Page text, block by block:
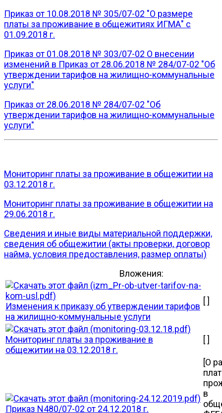
Приказ от 10.08.2018 № 305/07-02 "О размере
платы за проживание в общежитиях ИГМА" с
01.09.2018 г.
Приказ от 01.08.2018 № 303/07-02 О внесении
изменений в Приказ от 28.06.2018 № 284/07-02 "Об
утверждении тарифов на жилищно-коммунальные
услуги"
Приказ от 28.06.2018 № 284/07-02 "Об
утверждении тарифов на жилищно-коммунальные
услуги"
Мониторинг платы за проживание в общежитии на
03.12.2018 г.
Мониторинг платы за проживание в общежитии на
29.06.2018 г.
Сведения и иные виды материальной поддержки,
сведения об общежитии (акты проверки, договор
найма, условия предоставления, размер оплаты)
Вложения:
Изменения к приказу об утверждении тарифов
на жилищно-коммунальные услуги
[ ]
Мониторинг платы за проживание в
общежитии на 03.12.2018 г.
[ ]
Приказ N480/07-02 от 24.12.2018 г.
[О
в